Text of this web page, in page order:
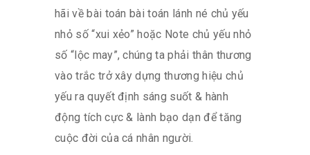
hãi về bài toán bài toán lánh né chủ yếu
nhỏ số “xui xẻo” hoặc Note chủ yếu nhỏ
số “lộc may”, chúng ta phải thân thương
vào trắc trở xây dựng thương hiệu chủ
yếu ra quyết định sáng suốt & hành
động tích cực & lành bạo dạn để tăng
cuộc đời của cá nhân người.